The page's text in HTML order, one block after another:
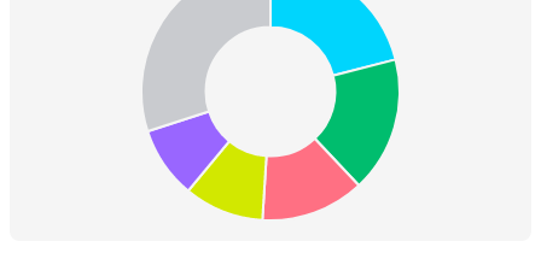
54:0
Загрузочная воронка 154:0